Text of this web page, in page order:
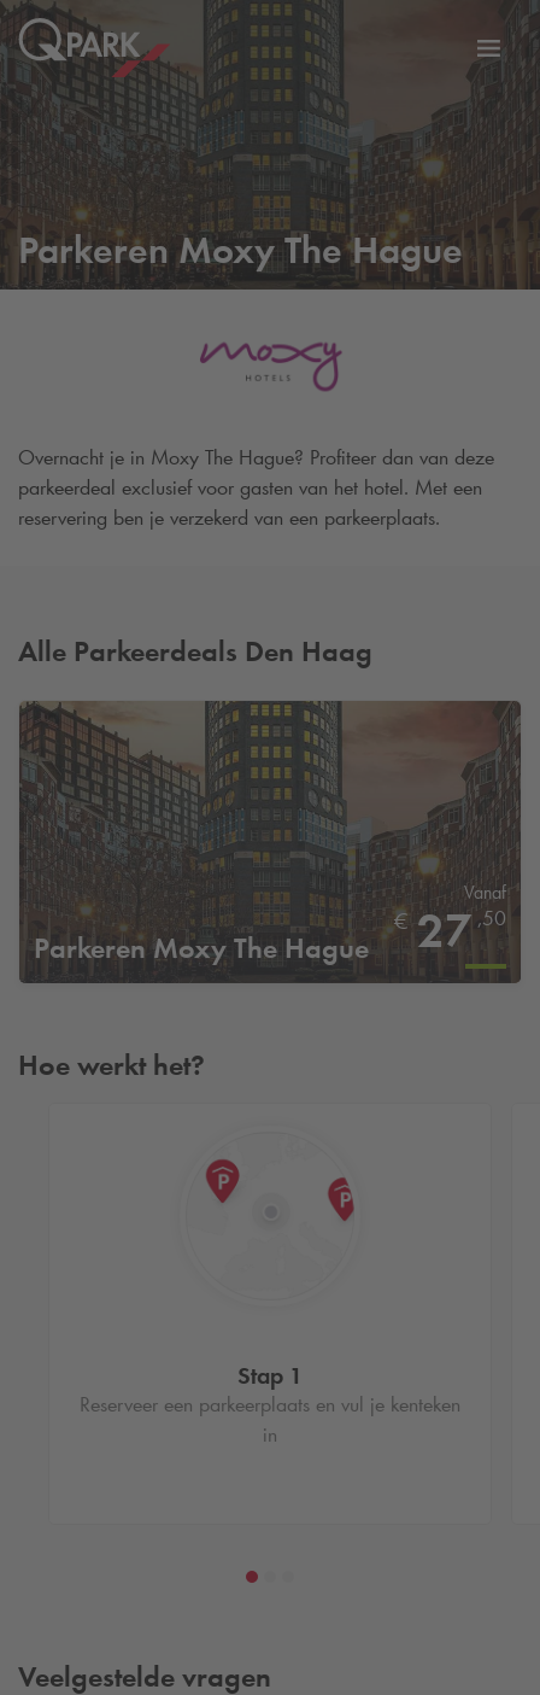
Parkeren Moxy The Hague
Overnacht je in Moxy The Hague? Profiteer dan van deze
parkeerdeal exclusief voor gasten van het hotel. Met een
reservering ben je verzekerd van een parkeerplaats.
Alle Parkeerdeals Den Haag
Parkeren Moxy The Hague
Vanaf
€ 27 ,50
Hoe werkt het?
Stap 1
Reserveer een parkeerplaats en vul je kenteken
in
Veelgestelde vragen